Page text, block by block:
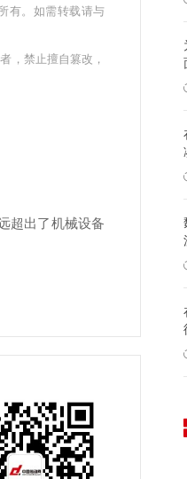
有。如需转载请与
，禁止擅自篡改，
超出了机械设备